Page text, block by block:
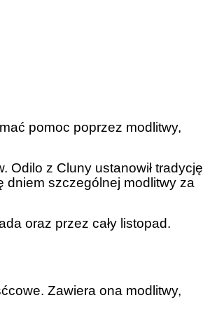
pomoc poprzez modlitwy,
Odilo z Cluny ustanowił tradycję
dniem szczególnej modlitwy za
oraz przez cały listopad.
Zawiera ona modlitwy,